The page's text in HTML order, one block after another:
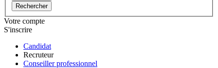
Rechercher
Votre compte
S'inscrire
Candidat
Recruteur
Conseiller professionnel